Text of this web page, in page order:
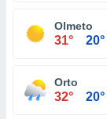
Olmeto
31° 20°
Orto
32° 20°